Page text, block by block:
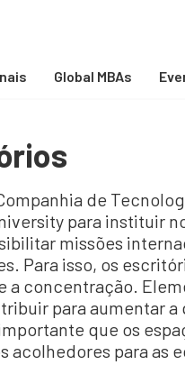
Global MBAs
de
para instituir
missões
Para isso, os
a concentração.
para aumentar
que os
acolhedores para as